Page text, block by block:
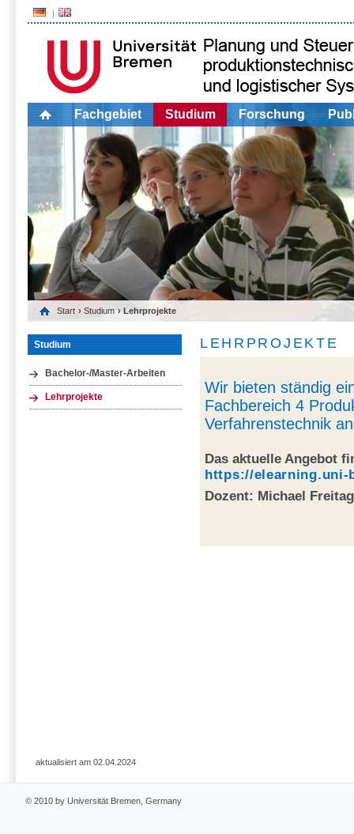
Fachgebiet Studium Forschung
Start ›Studium › Lehrprojekte
Studium
Bachelor-/Master-Arbeiten
Lehrprojekte
LEHRPROJEKTE
Wir bieten ständig
Fachbereich 4
Verfahrenstechnik
Das aktuelle Angebot
https://elearning.uni-
Dozent: Michael Freitag
aktualisiert am 02.04.2024
© 2010 by Universität Bremen, Germany